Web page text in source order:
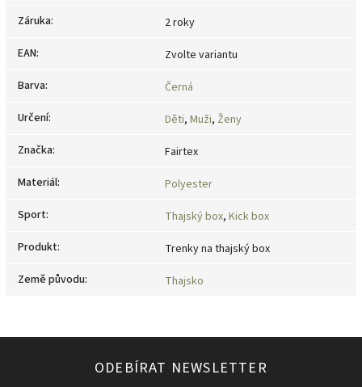
Záruka:
2 roky
EAN:
Zvolte variantu
Barva:
Černá
Určení: Děti, Muži, Ženy
Značka:
Fairtex
Materiál:
Polyester
Sport: Thajský box, Kick box
Produkt:
Trenky na thajský box
Země původu: Thajsko
ODEBÍRAT NEWSLETTER